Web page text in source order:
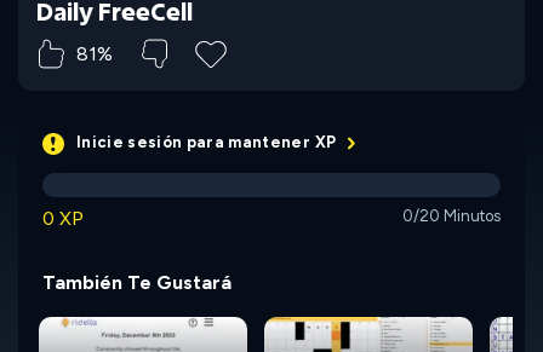
Daily FreeCell
81%
Inicie sesión para mantener XP
0 XP 0/20 Minutos
También Te Gustará